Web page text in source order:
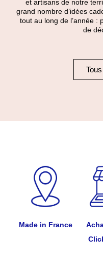
et artisans de notre
grand nombre d’idées
tout au long de l’année :
de
Made in France